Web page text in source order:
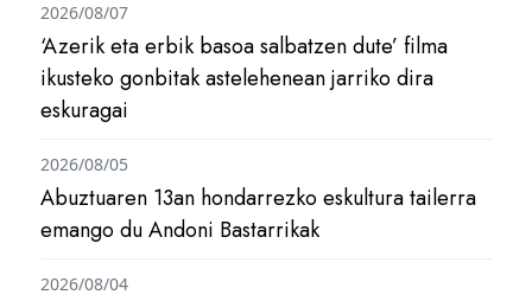
‘Azerik eta erbik basoa salbatzen dute’ filma
ikusteko gonbitak astelehenean jarriko dira
eskuragai
2026/08/07
Abuztuaren 13an hondarrezko eskultura tailerra
emango du Andoni Bastarrikak
2026/08/05
2026/08/04